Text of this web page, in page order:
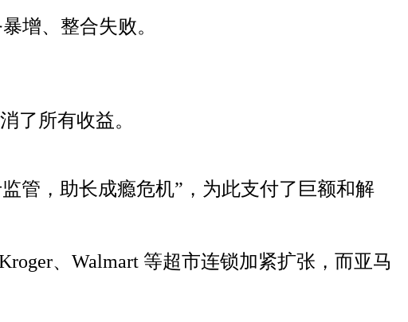
增、整合失败。
了所有收益。
管，助长成瘾危机”，为此支付了巨额和解
、Walmart 等超市连锁加紧扩张，而亚马